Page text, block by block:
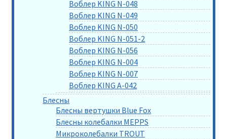
Воблер KING N-048
Воблер KING N-049
Воблер KING N-050
Воблер KING N-051-2
Воблер KING N-056
Воблер KING N-004
Воблер KING N-007
Воблер KING A-042
Блесны
Блесны вертушки Blue Fox
Блесны колебалки MEPPS
Микроколебалки TROUT